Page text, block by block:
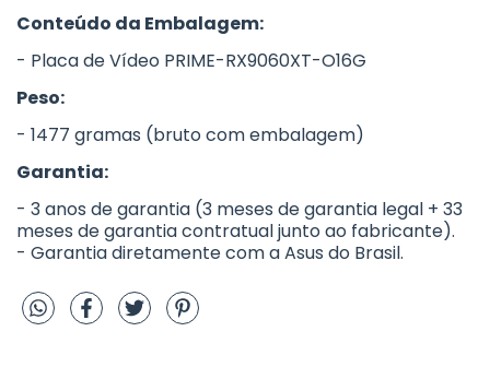
Conteúdo da Embalagem:
- Placa de Vídeo PRIME-RX9060XT-O16G
Peso:
- 1477 gramas (bruto com embalagem)
Garantia:
- 3 anos de garantia (3 meses de garantia legal + 33
meses de garantia contratual junto ao fabricante).
- Garantia diretamente com a Asus do Brasil.